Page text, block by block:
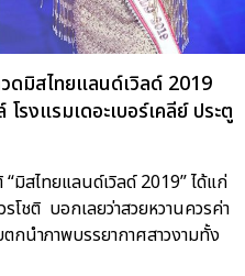
ดมิสไทยแลนด์เวิลด์ 2019
งแรมเดอะเบอร์เคลีย์ ประตู
มิสไทยแลนด์เวิลด์ 2019” ได้แก่
โชติ บอกเลยว่าสวยหวานควรค่า
กนำภาพบรรยากาศสาวงามทั้ง